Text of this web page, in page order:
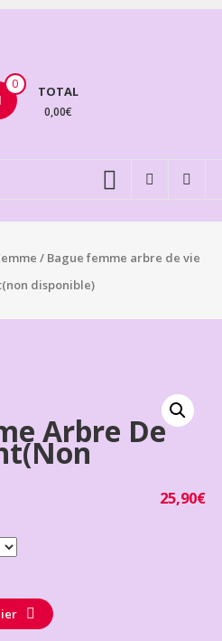
BIJOUX
0 TOTAL
0,00€
/ Bague femme arbre de vie
disponible)
Arbre De
25,90€